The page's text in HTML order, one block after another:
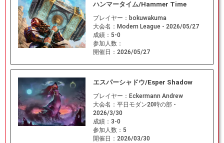
ハンマータイム/Hammer Time
プレイヤー： bokuwakuma
大会名： Modern League - 2026/05/27
成績： 5-0
参加人数：
開催日： 2026/05/27
エスパーシャドウ/Esper Shadow
プレイヤー： Eckermann Andrew
大会名： 平日モダン20時の部 -
2026/3/30
成績： 3-0
参加人数： 5
開催日： 2026/03/30